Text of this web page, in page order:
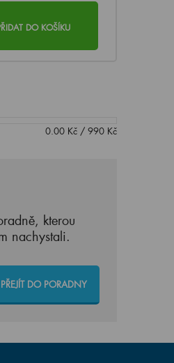
DO KOŠÍKU
0.00Kč/ 990Kč
kterou
nachystali.
PŘEJÍT DO PORADNY